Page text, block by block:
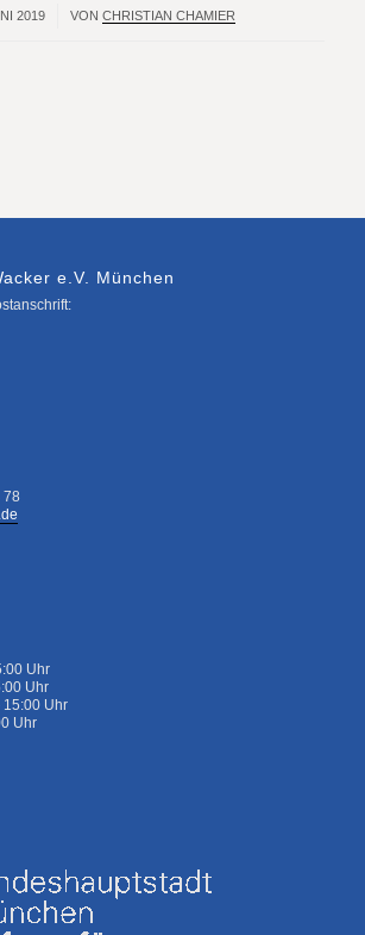
2019 VON CHRISTIAN CHAMIER
e.V. München
78
Uhr
Uhr
15:00 Uhr
Uhr